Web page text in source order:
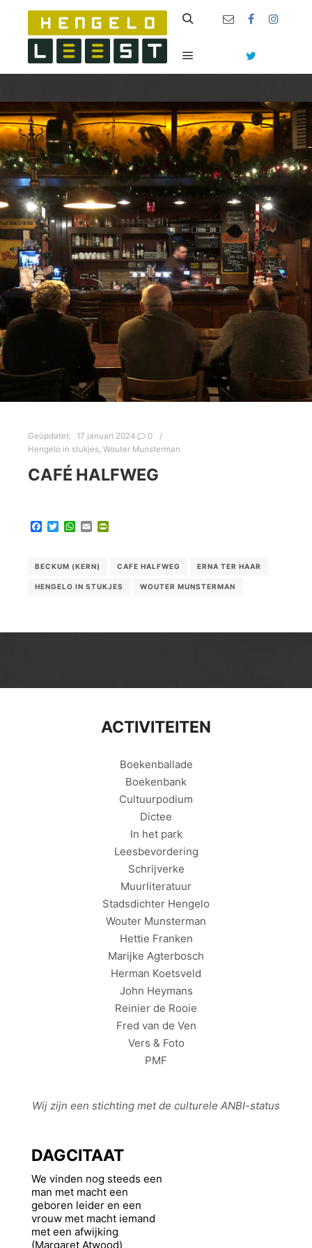
Hoofdmenu
Geüpdatet: 17 januari 2024
0
Hengelo in stukjes, Wouter Munsterman
CAFÉ HALFWEG
Facebook
TwitterWhatsApp
Email
BECKUM (KERN) CAFE HALFWEG ERNA TER HAAR
HENGELO IN STUKJES WOUTER MUNSTERMAN
ACTIVITEITEN
Boekenballade
Boekenbank
Cultuurpodium
Dictee
In het park
Leesbevordering
Schrijverke
Muurliteratuur
Stadsdichter Hengelo
Wouter Munsterman
Hettie Franken
Marijke Agterbosch
Herman Koetsveld
John Heymans
Reinier de Rooie
Fred van de Ven
Vers & Foto
PMF
Wij zijn een stichting met de culturele ANBI-status
DAGCITAAT
We vinden nog steeds een
man met macht een
geboren leider en een
vrouw met macht iemand
met een afwijking
(Margaret Atwood)